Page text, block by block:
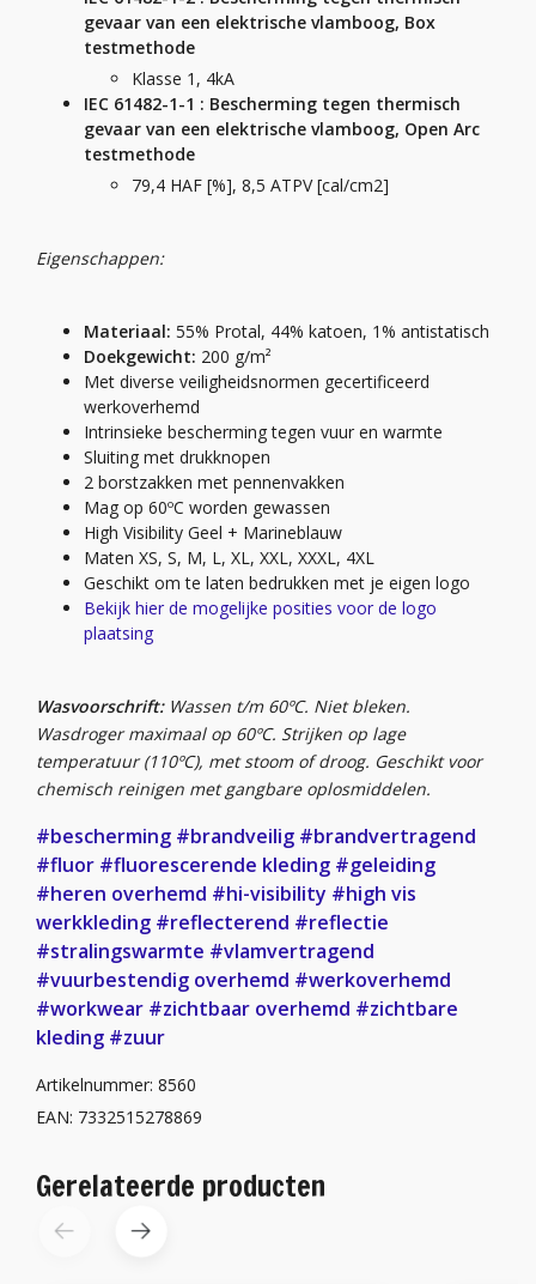
gevaar van een elektrische vlamboog, Box
testmethode
Klasse 1, 4kA
IEC 61482-1-1 : Bescherming tegen thermisch
gevaar van een elektrische vlamboog, Open Arc
testmethode
79,4 HAF [%], 8,5 ATPV [cal/cm2]
Eigenschappen:
Materiaal: 55% Protal, 44% katoen, 1% antistatisch
Doekgewicht: 200 g/m²
Met diverse veiligheidsnormen gecertificeerd
werkoverhemd
Intrinsieke bescherming tegen vuur en warmte
Sluiting met drukknopen
2 borstzakken met pennenvakken
Mag op 60ºC worden gewassen
High Visibility Geel + Marineblauw
Maten XS, S, M, L, XL, XXL, XXXL, 4XL
Geschikt om te laten bedrukken met je eigen logo
Bekijk hier de mogelijke posities voor de logo
plaatsing
Wasvoorschrift: Wassen t/m 60ºC. Niet bleken.
Wasdroger maximaal op 60ºC. Strijken op lage
temperatuur (110ºC), met stoom of droog. Geschikt voor
chemisch reinigen met gangbare oplosmiddelen.
#bescherming #brandveilig #brandvertragend
#fluor #fluorescerende kleding #geleiding
#heren overhemd #hi-visibility #high vis
werkkleding #reflecterend #reflectie
#stralingswarmte #vlamvertragend
#vuurbestendig overhemd #werkoverhemd
#workwear #zichtbaar overhemd #zichtbare
kleding #zuur
Artikelnummer: 8560
EAN: 7332515278869
Gerelateerde producten